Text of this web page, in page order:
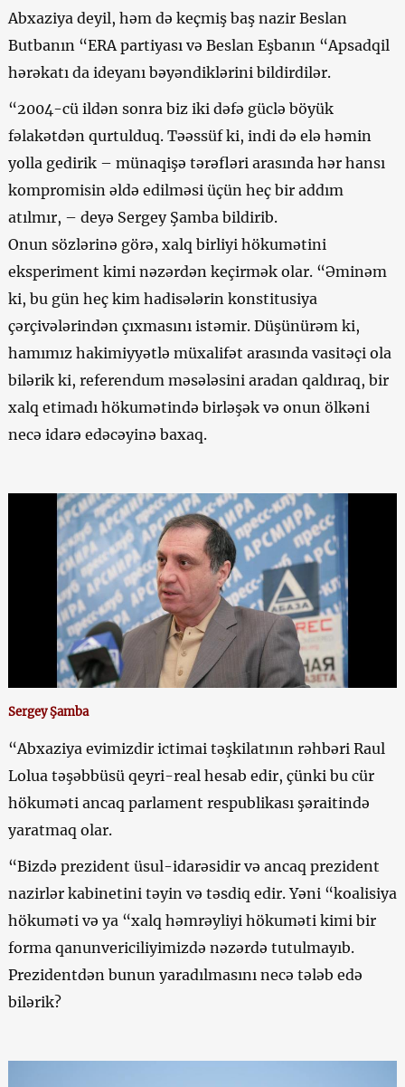
Abxaziya deyil, həm də keçmiş baş nazir Beslan
Butbanın “ERA partiyası və Beslan Eşbanın “Apsadqil
hərəkatı da ideyanı bəyəndiklərini bildirdilər.
“2004-cü ildən sonra biz iki dəfə güclə böyük
fəlakətdən qurtulduq. Təəssüf ki, indi də elə həmin
yolla gedirik – münaqişə tərəfləri arasında hər hansı
kompromisin əldə edilməsi üçün heç bir addım
atılmır, – deyə Sergey Şamba bildirib.
Onun sözlərinə görə, xalq birliyi hökumətini
eksperiment kimi nəzərdən keçirmək olar. “Əminəm
ki, bu gün heç kim hadisələrin konstitusiya
çərçivələrindən çıxmasını istəmir. Düşünürəm ki,
hamımız hakimiyyətlə müxalifət arasında vasitəçi ola
bilərik ki, referendum məsələsini aradan qaldıraq, bir
xalq etimadı hökumətində birləşək və onun ölkəni
necə idarə edəcəyinə baxaq.
Sergey Şamba
“Abxaziya evimizdir ictimai təşkilatının rəhbəri Raul
Lolua təşəbbüsü qeyri-real hesab edir, çünki bu cür
hökuməti ancaq parlament respublikası şəraitində
yaratmaq olar.
“Bizdə prezident üsul-idarəsidir və ancaq prezident
nazirlər kabinetini təyin və təsdiq edir. Yəni “koalisiya
hökuməti və ya “xalq həmrəyliyi hökuməti kimi bir
forma qanunvericiliyimizdə nəzərdə tutulmayıb.
Prezidentdən bunun yaradılmasını necə tələb edə
bilərik?